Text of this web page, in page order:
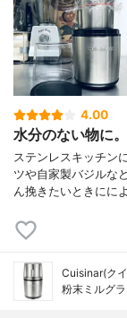
4.00
水分のない物に
ステンレスキッチン
ツや自家製バジルな
ん挽きたいときにに
Cuisinar(ク
粉末ミルグ